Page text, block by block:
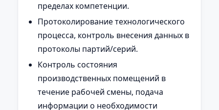
пределах компетенции.
Протоколирование технологического
процесса, контроль внесения данных в
протоколы партий/серий.
Контроль состояния
производственных помещений в
течение рабочей смены, подача
информации о необходимости